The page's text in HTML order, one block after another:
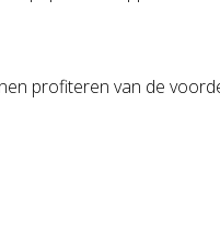
profiteren van de